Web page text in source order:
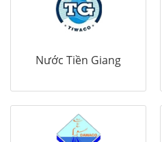
Nước Tiền Giang